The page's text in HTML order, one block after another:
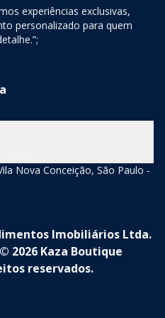
experiências exclusivas,
personalizado para quem
Nova Conceição, São Paulo -
Imobiliários Ltda.
© 2026 Kaza Boutique
reservados.